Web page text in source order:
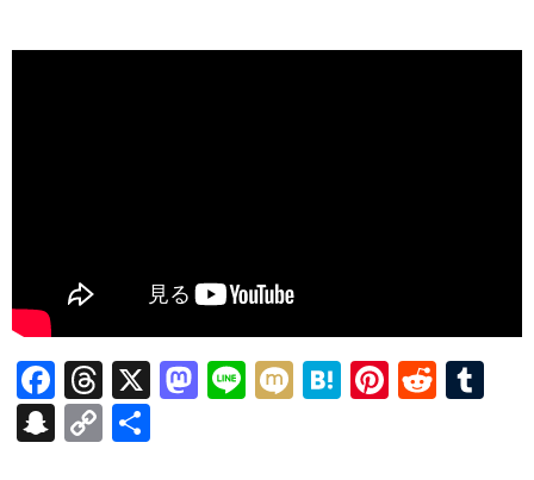
F
ac
e
T
hr
ea
X
M Li M H Pi R
S
C